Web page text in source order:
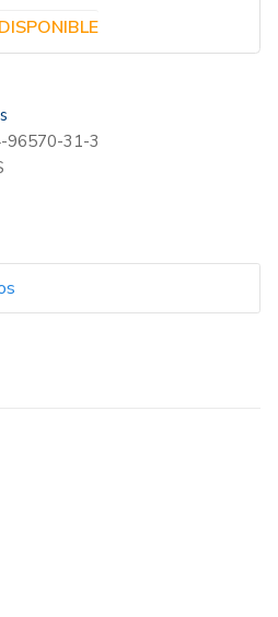
96570-31-3